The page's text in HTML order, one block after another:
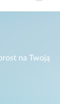
na Twoją